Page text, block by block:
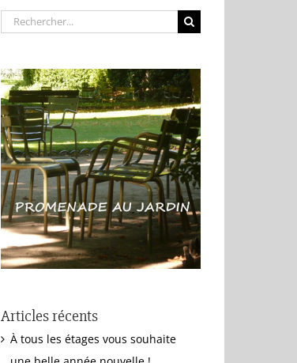
Rechercher:
Articles récents
À tous les étages vous souhaite